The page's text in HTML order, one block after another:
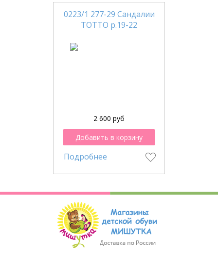
0223/1 277-29 Сандалии
ТОТТО р.19-22
2 600 руб
Добавить в корзину
Подробнее